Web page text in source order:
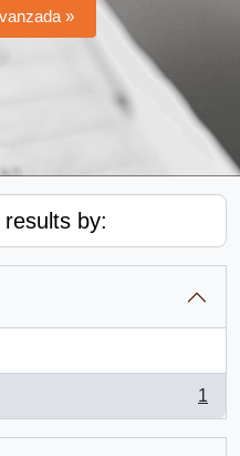
»
by:
1